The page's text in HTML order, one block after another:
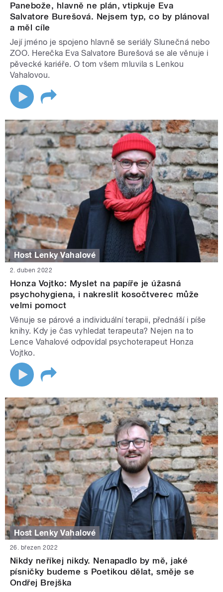
Panebože, hlavně ne plán, vtipkuje Eva
Salvatore Burešová. Nejsem typ, co by plánoval
a měl cíle
Její jméno je spojeno hlavně se seriály Slunečná nebo
ZOO. Herečka Eva Salvatore Burešová se ale věnuje i
pěvecké kariéře. O tom všem mluvila s Lenkou
Vahalovou.
Host Lenky Vahalové
2. duben 2022
Honza Vojtko: Myslet na papíře je úžasná
psychohygiena, i nakreslit kosočtverec může
velmi pomoct
Věnuje se párové a individuální terapii, přednáší i píše
knihy. Kdy je čas vyhledat terapeuta? Nejen na to
Lence Vahalové odpovídal psychoterapeut Honza
Vojtko.
Host Lenky Vahalové
26. březen 2022
Nikdy neříkej nikdy. Nenapadlo by mě, jaké
písničky budeme s Poetikou dělat, směje se
Ondřej Brejška